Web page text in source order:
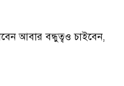
আবার বন্ধুত্বও চাইবেন,